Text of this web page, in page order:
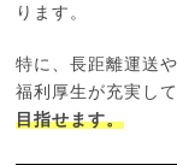
ります。
特に、長距離運送
福利厚生が充実し
目指せます。